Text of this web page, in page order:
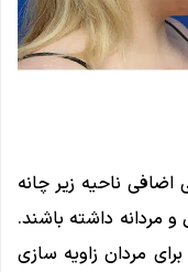
اضافی ناحیه زیر چانه
داشته باشند.
مردان زاویه سازی